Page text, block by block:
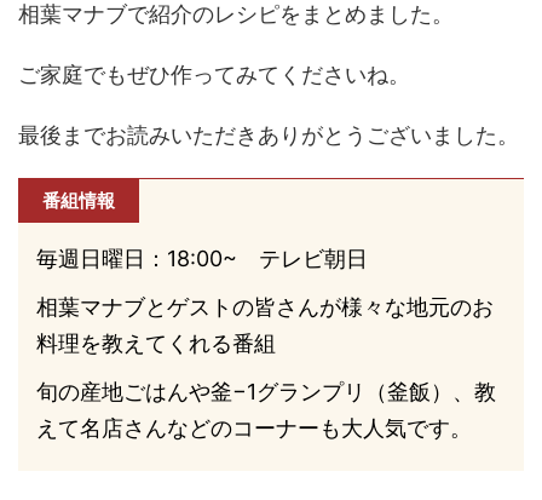
相葉マナブで紹介のレシピをまとめました。
ご家庭でもぜひ作ってみてくださいね。
最後までお読みいただきありがとうございました。
番組情報
毎週日曜日：18:00~ テレビ朝日
相葉マナブとゲストの皆さんが様々な地元のお
料理を教えてくれる番組
旬の産地ごはんや釜−1グランプリ（釜飯）、教
えて名店さんなどのコーナーも大人気です。